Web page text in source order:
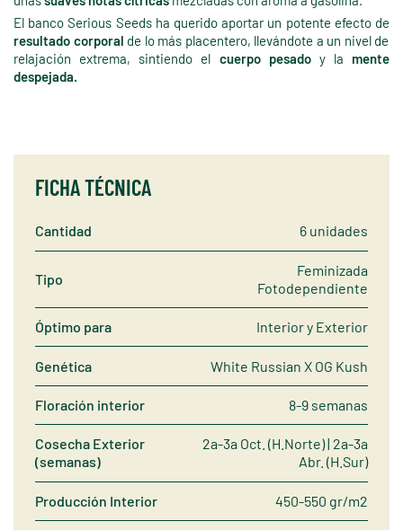
El banco Serious Seeds ha querido aportar un potente efecto de
resultado corporal de lo más placentero, llevándote a un nivel de
relajación extrema, sintiendo el cuerpo pesadoy la mente
despejada.
FICHA TÉCNICA
Cantidad 6 unidades
Tipo
Feminizada
Fotodependiente
Óptimo para Interior y Exterior
Genética White Russian X OG Kush
Floración interior 8-9 semanas
Cosecha Exterior
(semanas)
2a-3a Oct. (H.Norte) | 2a-3a
Abr. (H.Sur)
Producción Interior 450-550 gr/m2